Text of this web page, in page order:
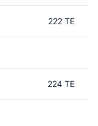
222 TE
224 TE